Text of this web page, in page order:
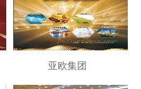
亚欧集团